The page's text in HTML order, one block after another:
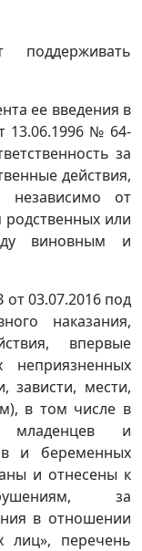
ее введения в
13.06.1996 № 64-
за
действия,
независимо от
или
виновным и
03.07.2016 под
наказания,
впервые
зависти, мести,
в том числе в
младенцев и
и беременных
и отнесены к
за
в отношении
лиц», перечень